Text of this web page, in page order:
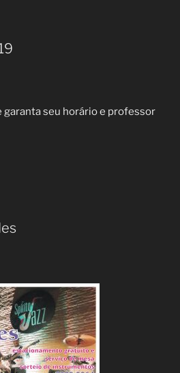
UNIS”
garanta seu horário e professor